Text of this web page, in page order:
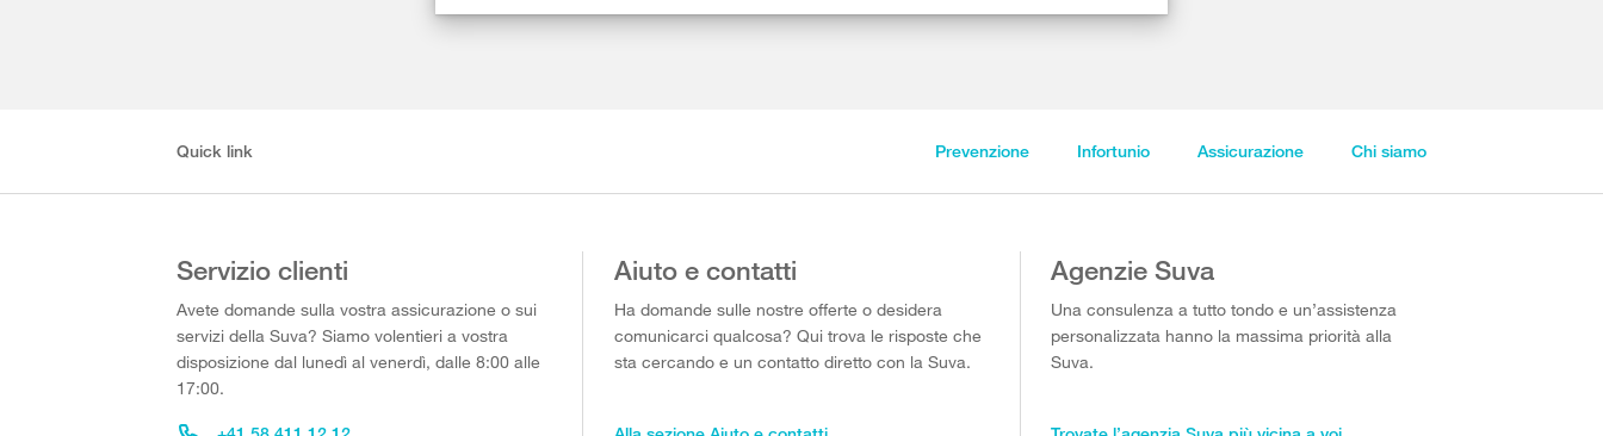
Quick link Prevenzione Infortunio Assicurazione Chi siamo
Servizio clienti
Avete domande sulla vostra assicurazione o sui
servizi della Suva? Siamo volentieri a vostra
disposizione dal lunedì al venerdì, dalle 8:00 alle
17:00.
Aiuto e contatti
Ha domande sulle nostre offerte o desidera
comunicarci qualcosa? Qui trova le risposte che
sta cercando e un contatto diretto con la Suva.
Agenzie Suva
Una consulenza a tutto tondo e un’assistenza
personalizzata hanno la massima priorità alla
Suva.